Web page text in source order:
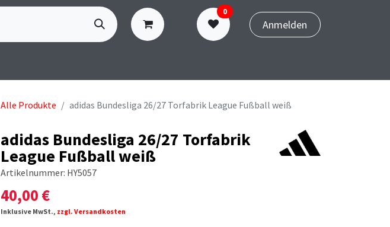
0
Anmelden
Alle Produkte adidas Bundesliga 26/27 Torfabrik League Fußball weiß
adidas Bundesliga 26/27 Torfabrik
League Fußball weiß
Artikelnummer: HY5057
40,00 €
Inklusive MwSt., zzgl. Versandkosten